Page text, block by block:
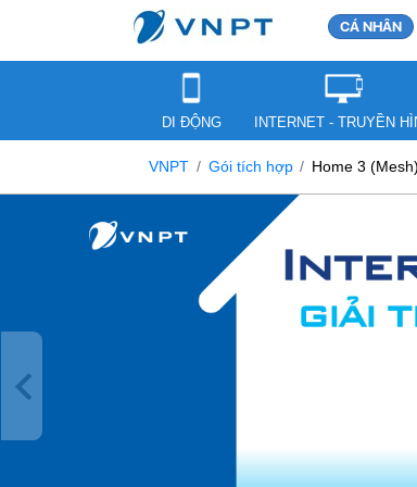
CÁ NHÂN
DI ĐỘNG INTERNET - TRUYỀN
VNPT Gói tích hợp Home 3 (Mesh)
Previous